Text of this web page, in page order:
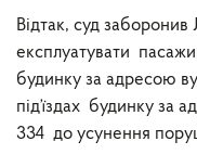
Відтак, суд
експлуатувати
будинку за адресою
під’їздах будинку за
334 до усунення